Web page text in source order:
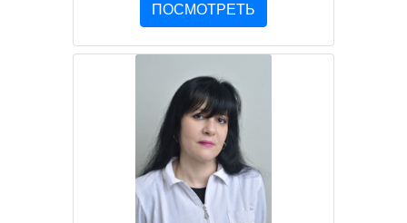
ПОСМОТРЕТЬ